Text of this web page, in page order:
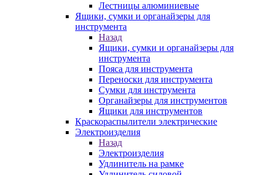
Лестницы алюминиевые
Ящики, сумки и органайзеры для
инструмента
Назад
Ящики, сумки и органайзеры для
инструмента
Пояса для инструмента
Переноски для инструмента
Сумки для инструмента
Органайзеры для инструментов
Ящики для инструментов
Краскораспылители электрические
Электроизделия
Назад
Электроизделия
Удлинитель на рамке